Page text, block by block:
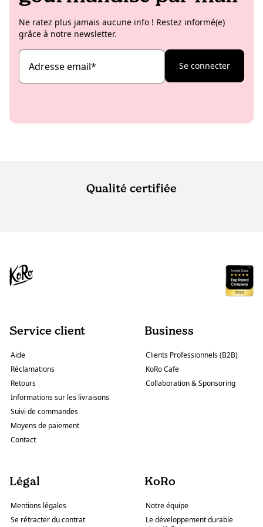
Ne ratez plus jamais aucune info ! Restez informé(e)
grâce à notre newsletter.
Adresse email* Se connecter
Qualité certifiée
Service client
Aide
Réclamations
Retours
Informations sur les livraisons
Suivi de commandes
Moyens de paiement
Contact
Business
Clients Professionnels (B2B)
KoRo Cafe
Collaboration & Sponsoring
Légal
Mentions légales
Se rétracter du contrat
KoRo
Notre équipe
Le développement durable